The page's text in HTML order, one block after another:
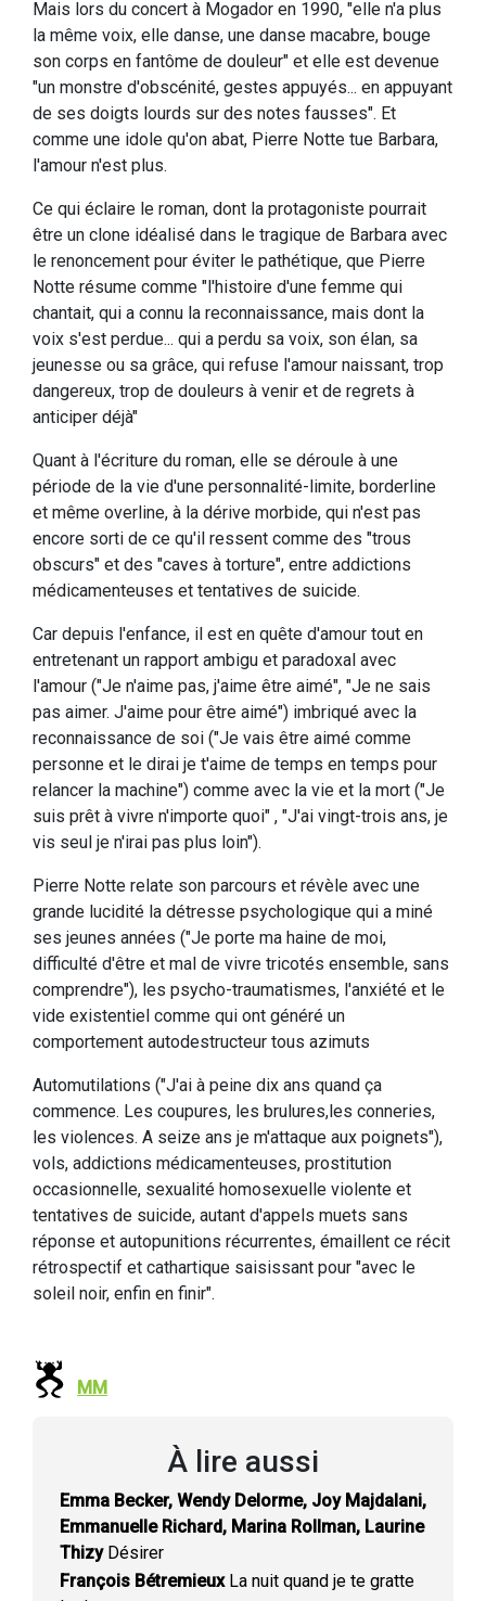
Mais lors du concert à Mogador en 1990, "elle n'a plus
la même voix, elle danse, une danse macabre, bouge
son corps en fantôme de douleur" et elle est devenue
"un monstre d'obscénité, gestes appuyés... en appuyant
de ses doigts lourds sur des notes fausses". Et
comme une idole qu'on abat, Pierre Notte tue Barbara,
l'amour n'est plus.
Ce qui éclaire le roman, dont la protagoniste pourrait
être un clone idéalisé dans le tragique de Barbara avec
le renoncement pour éviter le pathétique, que Pierre
Notte résume comme "l'histoire d'une femme qui
chantait, qui a connu la reconnaissance, mais dont la
voix s'est perdue... qui a perdu sa voix, son élan, sa
jeunesse ou sa grâce, qui refuse l'amour naissant, trop
dangereux, trop de douleurs à venir et de regrets à
anticiper déjà"
Quant à l'écriture du roman, elle se déroule à une
période de la vie d'une personnalité-limite, borderline
et même overline, à la dérive morbide, qui n'est pas
encore sorti de ce qu'il ressent comme des "trous
obscurs" et des "caves à torture", entre addictions
médicamenteuses et tentatives de suicide.
Car depuis l'enfance, il est en quête d'amour tout en
entretenant un rapport ambigu et paradoxal avec
l'amour ("Je n'aime pas, j'aime être aimé", "Je ne sais
pas aimer. J'aime pour être aimé") imbriqué avec la
reconnaissance de soi ("Je vais être aimé comme
personne et le dirai je t'aime de temps en temps pour
relancer la machine") comme avec la vie et la mort ("Je
suis prêt à vivre n'importe quoi" , "J'ai vingt-trois ans, je
vis seul je n'irai pas plus loin").
Pierre Notte relate son parcours et révèle avec une
grande lucidité la détresse psychologique qui a miné
ses jeunes années ("Je porte ma haine de moi,
difficulté d'être et mal de vivre tricotés ensemble, sans
comprendre"), les psycho-traumatismes, l'anxiété et le
vide existentiel comme qui ont généré un
comportement autodestructeur tous azimuts
Automutilations ("J'ai à peine dix ans quand ça
commence. Les coupures, les brulures,les conneries,
les violences. A seize ans je m'attaque aux poignets"),
vols, addictions médicamenteuses, prostitution
occasionnelle, sexualité homosexuelle violente et
tentatives de suicide, autant d'appels muets sans
réponse et autopunitions récurrentes, émaillent ce récit
rétrospectif et cathartique saisissant pour "avec le
soleil noir, enfin en finir".
MM
À lire aussi
Emma Becker, Wendy Delorme, Joy Majdalani,
Emmanuelle Richard, Marina Rollman, Laurine
ThizyDésirer
François BétremieuxLa nuit quand je te gratte